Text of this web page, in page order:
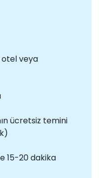
otel veya
ücretsiz temini
15-20 dakika